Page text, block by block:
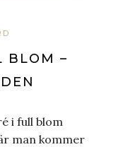
BLOM –
i full blom
man kommer